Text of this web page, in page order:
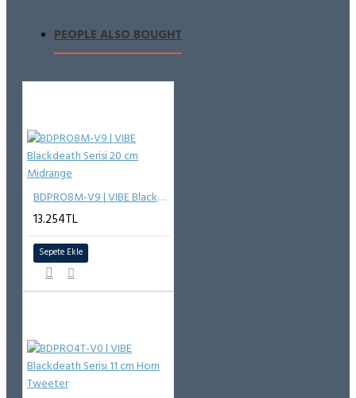
PEOPLE ALSO BOUGHT
BDPRO8M-V9 | VIBE Blackdeath Serisi 20 cm Midrange
13.254TL
Sepete Ekle